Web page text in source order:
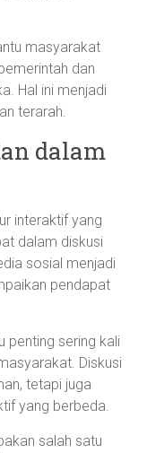
masyarakat
dan
Hal ini menjadi
terarah.
dalam
interaktif yang
dalam diskusi
sosial menjadi
pendapat
penting sering kali
Diskusi
tetapi juga
yang berbeda.
salah satu